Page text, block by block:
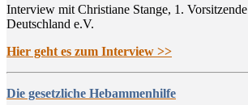
Interview mit Christiane Stange, 1.
Deutschland e.V.
Hier geht es zum Interview >>
Die gesetzliche Hebammenhilfe